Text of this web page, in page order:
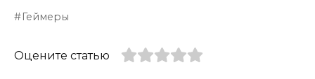
Геймеры
Оцените статью